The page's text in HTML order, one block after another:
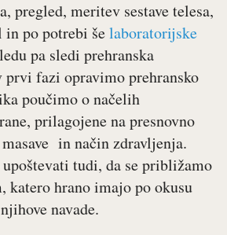
pregled, meritev sestave telesa,
in po potrebi šelaboratorijske
pa sledi prehranska
fazi opravimo prehransko
poučimo o načelih
prilagojene na presnovno
in način zdravljenja.
tudi, da se približamo
katero hrano imajo po okusu
navade.